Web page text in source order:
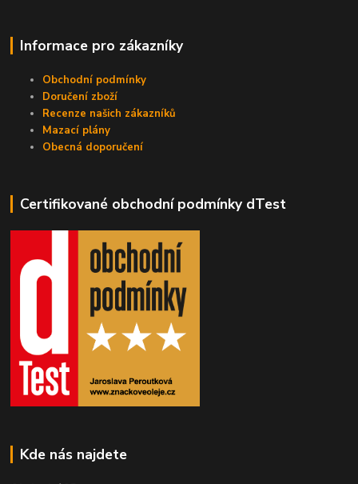
Informace pro zákazníky
Obchodní podmínky
Doručení zboží
Recenze našich zákazníků
Mazací plány
Obecná doporučení
Certifikované obchodní podmínky dTest
Kde nás najdete